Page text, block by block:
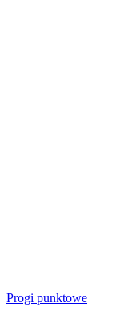
Progi punktowe